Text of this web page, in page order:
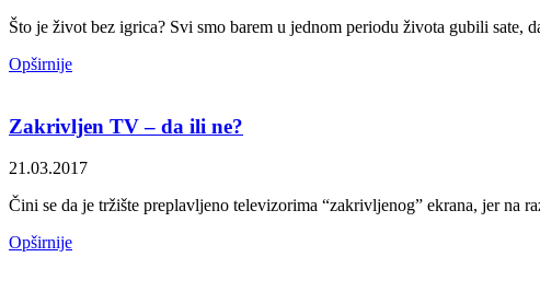
Što je život bez igrica? Svi smo barem u jednom periodu života gubili sate,
Opširnije
Zakrivljen TV – da ili ne?
21.03.2017
Čini se da je tržište preplavljeno televizorima “zakrivljenog” ekrana, jer na
Opširnije